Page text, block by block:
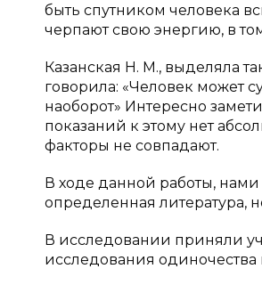
быть спутником человека
черпают свою энергию, в
Казанская Н. М., выделяла
говорила: «Человек может
наоборот» Интересно
показаний к этому нет
факторы не совпадают.
В ходе данной работы,
определенная литература,
В исследовании приняли
исследования одиночества